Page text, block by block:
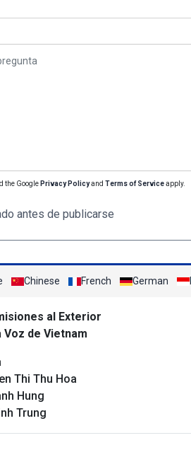
the Google Privacy Policyand Terms of Serviceapply.
antes de publicarse
Chinese French German
al Exterior
Voz de Vietnam
Thi Thu Hoa
Hung
Trung